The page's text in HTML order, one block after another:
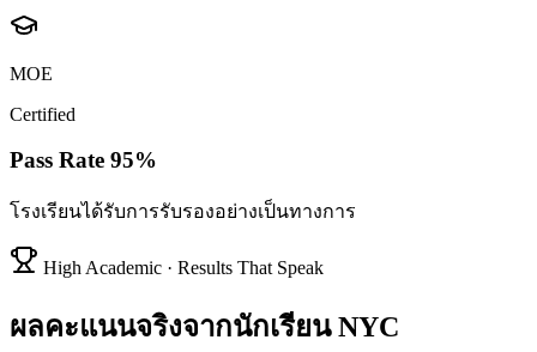
MOE
Certified
Pass Rate 95%
โรงเรียนได้รับการรับรองอย่างเป็นทางการ
High Academic · Results That Speak
ผลคะแนนจริงจากนักเรียน NYC